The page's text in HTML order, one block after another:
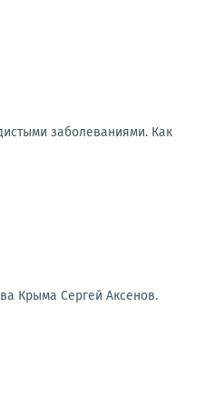
заболеваниями. Как
Крыма Сергей Аксенов.